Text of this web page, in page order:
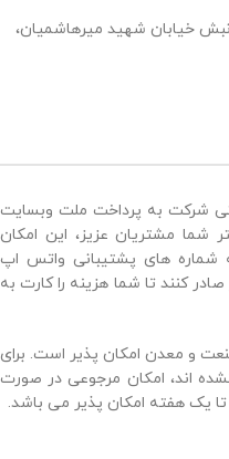
نبش خیابان شهید میرهاشمیان،
شرکت به پرداخت ملت وبسایت
شما مشتریان عزیز، این امکان
شماره های پشتیبانی واتس اپ
کنند تا شما هزینه را کارت به
و معدن امکان پذیر است. برای
اند، امکان مرجوعی در صورت
یک هفته امکان پذیر می باشد.